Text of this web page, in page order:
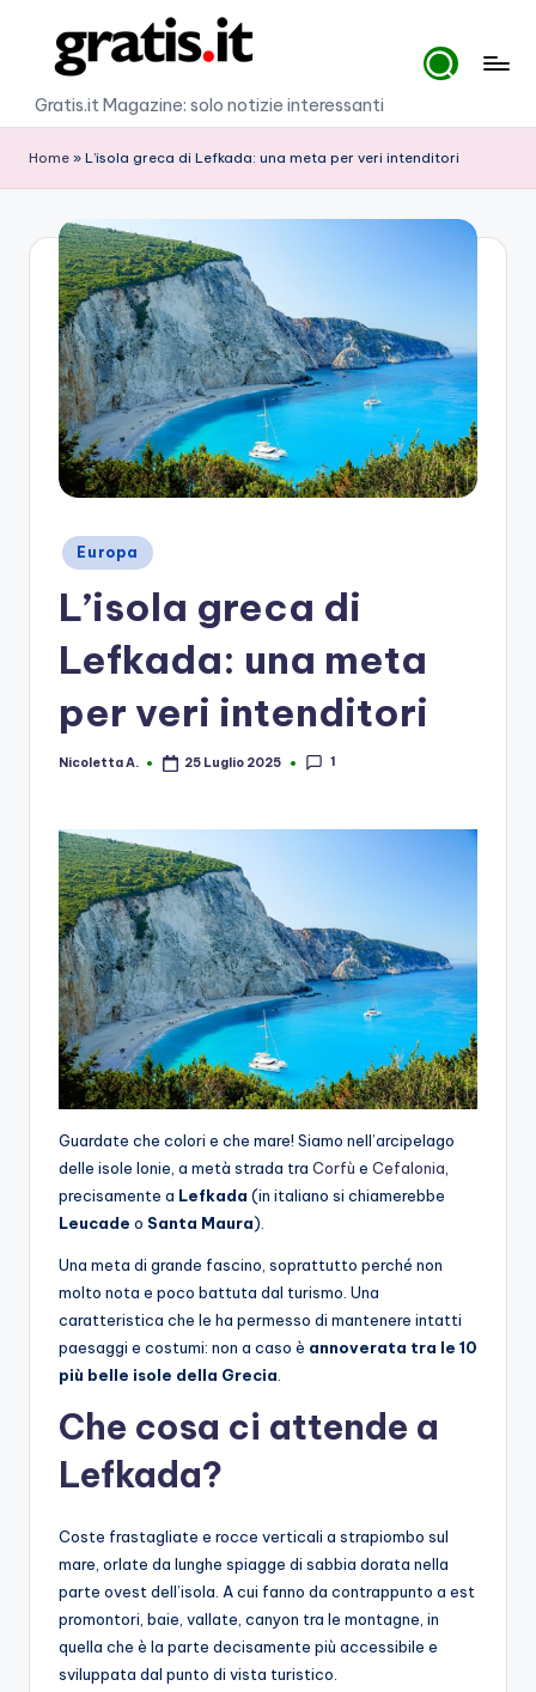
content
G
r
a
Gratis.it Magazine: solo notizie interessanti
Home » L’isola greca di Lefkada: una meta per veri intenditori
Posted
in
Europa
L’isola greca di
Lefkada: una meta
per veri intenditori
Posted
Nicoletta A. 25 Luglio 2025 1
Guardate che colori e che mare! Siamo nell’arcipelago
delle isole Ionie, a metà strada tra Corfù e Cefalonia,
precisamente a Lefkada (in italiano si chiamerebbe
Leucade o Santa Maura).
Una meta di grande fascino, soprattutto perché non
molto nota e poco battuta dal turismo. Una
caratteristica che le ha permesso di mantenere intatti
paesaggi e costumi: non a caso è annoverata tra le 10
più belle isole della Grecia.
Che cosa ci attende a
Lefkada?
Coste frastagliate e rocce verticali a strapiombo sul
mare, orlate da lunghe spiagge di sabbia dorata nella
parte ovest dell’isola. A cui fanno da contrappunto a est
promontori, baie, vallate, canyon tra le montagne, in
quella che è la parte decisamente più accessibile e
sviluppata dal punto di vista turistico.